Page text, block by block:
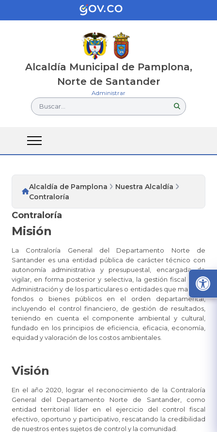
Alcaldía Municipal de Pamplona,
Norte de Santander
Administrar
Buscar...
Alcaldía de Pamplona
Nuestra Alcaldía
Contraloría
Contraloría
Misión
La Contraloría General del Departamento Norte de
Santander es una entidad pública de carácter técnico con
autonomía administrativa y presupuestal, encargada de
vigilar, en forma posterior y selectiva, la gestión fiscal de la
Administración y de los particulares o entidades que manejan
fondos o bienes públicos en el orden departamental,
incluyendo el control financiero, de gestión de resultados,
teniendo en cuenta el componente ambiental y cultural,
fundado en los principios de eficiencia, eficacia, economía,
equidad y valoración de los costos ambientales.
Visión ​
En el año 2020, lograr el reconocimiento de la Contraloría
General del Departamento Norte de Santander, como
entidad territorial líder en el ejercicio del control fiscal
efectivo, oportuno y participativo, rescatando la credibilidad
de nuestros entes sujetos de control y la comunidad.